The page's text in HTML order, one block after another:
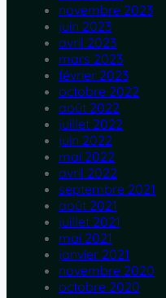
novembre 2023
juin 2023
avril 2023
mars 2023
février 2023
octobre 2022
août 2022
juillet 2022
juin 2022
mai 2022
avril 2022
septembre 2021
août 2021
juillet 2021
mai 2021
janvier 2021
novembre 2020
octobre 2020